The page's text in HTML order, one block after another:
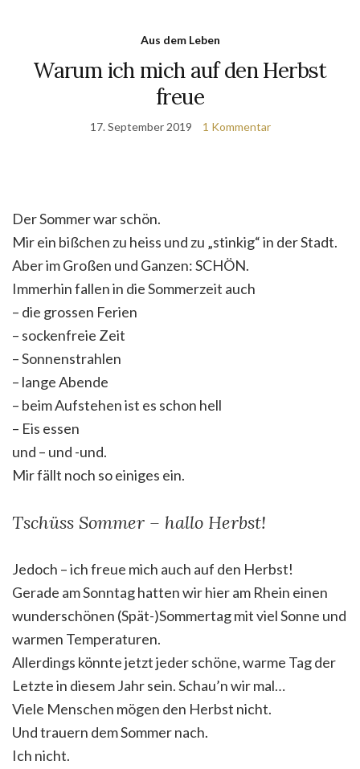
Aus dem Leben
Warum ich mich auf den Herbst
freue
17. September 2019 1 Kommentar
Der Sommer war schön.
Mir ein bißchen zu heiss und zu „stinkig“ in der Stadt.
Aber im Großen und Ganzen: SCHÖN.
Immerhin fallen in die Sommerzeit auch
– die grossen Ferien
– sockenfreie Zeit
– Sonnenstrahlen
– lange Abende
– beim Aufstehen ist es schon hell
– Eis essen
und – und -und.
Mir fällt noch so einiges ein.
Tschüss Sommer – hallo Herbst!
Jedoch – ich freue mich auch auf den Herbst!
Gerade am Sonntag hatten wir hier am Rhein einen
wunderschönen (Spät-)Sommertag mit viel Sonne und
warmen Temperaturen.
Allerdings könnte jetzt jeder schöne, warme Tag der
Letzte in diesem Jahr sein. Schau’n wir mal…
Viele Menschen mögen den Herbst nicht.
Und trauern dem Sommer nach.
Ich nicht.